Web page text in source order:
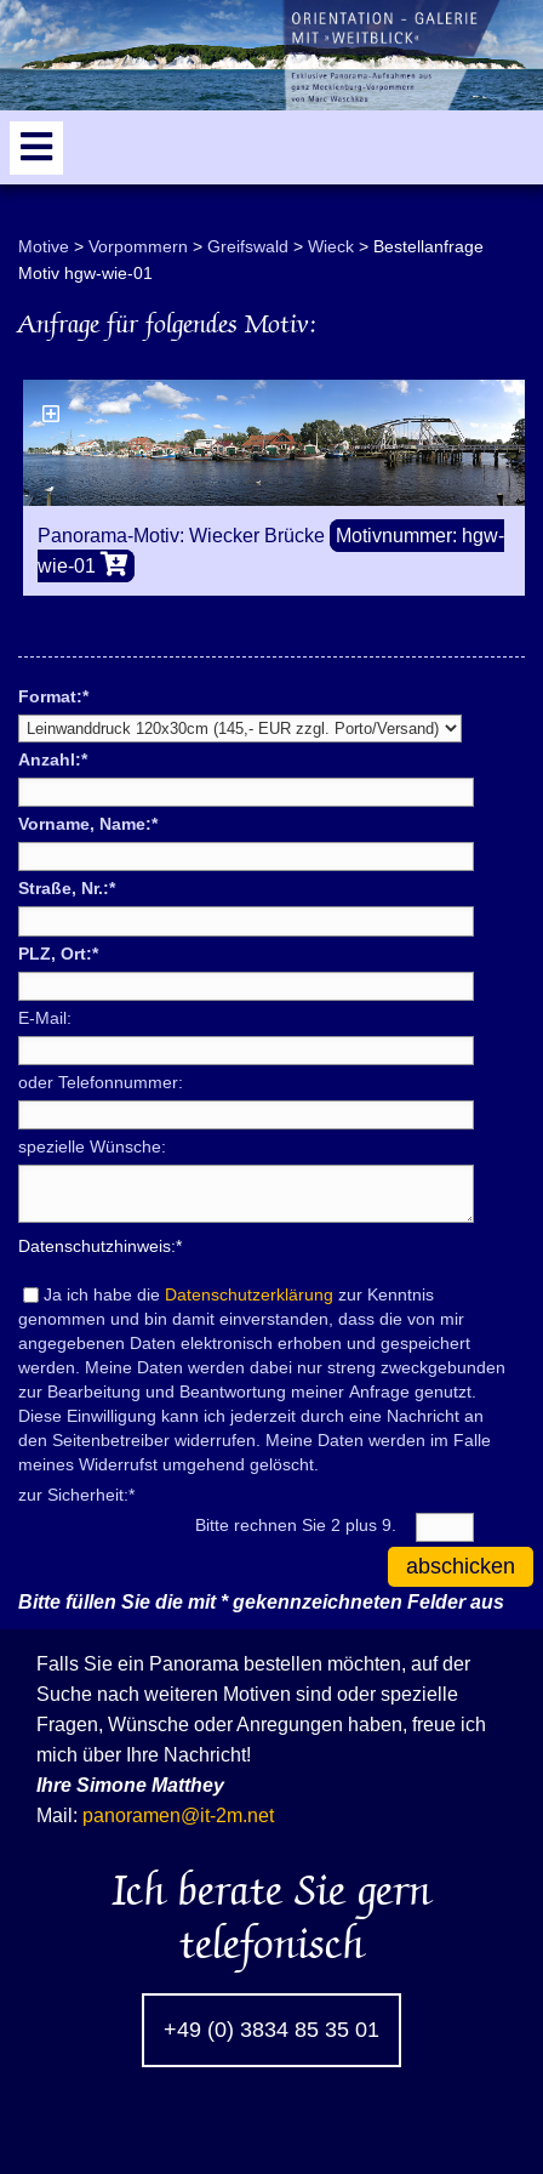
Motive Vorpommern Greifswald Wieck
Bestellanfrage
Motiv hgw-wie-01
Anfrage für folgendes Motiv:
Panorama-Motiv: Wiecker Brücke
Motivnummer: hgw-
wie-01
Format:*
Anzahl:*
Vorname, Name:*
Straße, Nr.:*
PLZ, Ort:*
E-Mail:
oder Telefonnummer:
spezielle Wünsche:
Datenschutzhinweis:*
Ja ich habe die Datenschutzerklärung zur Kenntnis
genommen und bin damit einverstanden, dass die von mir
angegebenen Daten elektronisch erhoben und gespeichert
werden. Meine Daten werden dabei nur streng zweckgebunden
zur Bearbeitung und Beantwortung meiner Anfrage genutzt.
Diese Einwilligung kann ich jederzeit durch eine Nachricht an
den Seitenbetreiber widerrufen. Meine Daten werden im Falle
meines Widerrufst umgehend gelöscht.
zur Sicherheit:*
Bitte rechnen Sie 2 plus 9.
abschicken
Bitte füllen Sie die mit*gekennzeichneten Felder aus
Falls Sie ein Panorama bestellen möchten, auf der
Suche nach weiteren Motiven sind oder spezielle
Fragen, Wünsche oder Anregungen haben, freue ich
mich über Ihre Nachricht!
Ihre Simone Matthey
Mail: panoramen@it-2m.net
Ich berate Sie gern
telefonisch
+49 (0) 3834 85 35 01
5